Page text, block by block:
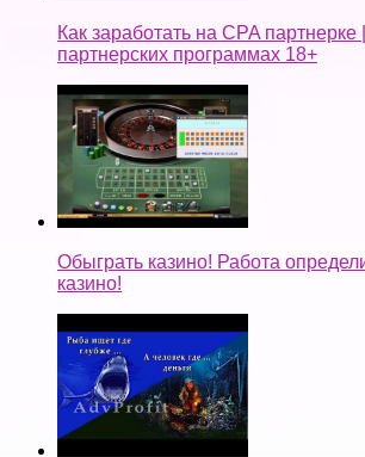
Как заработать на CPA партнерке
партнерских программах 18+
Обыграть казино! Работа
казино!